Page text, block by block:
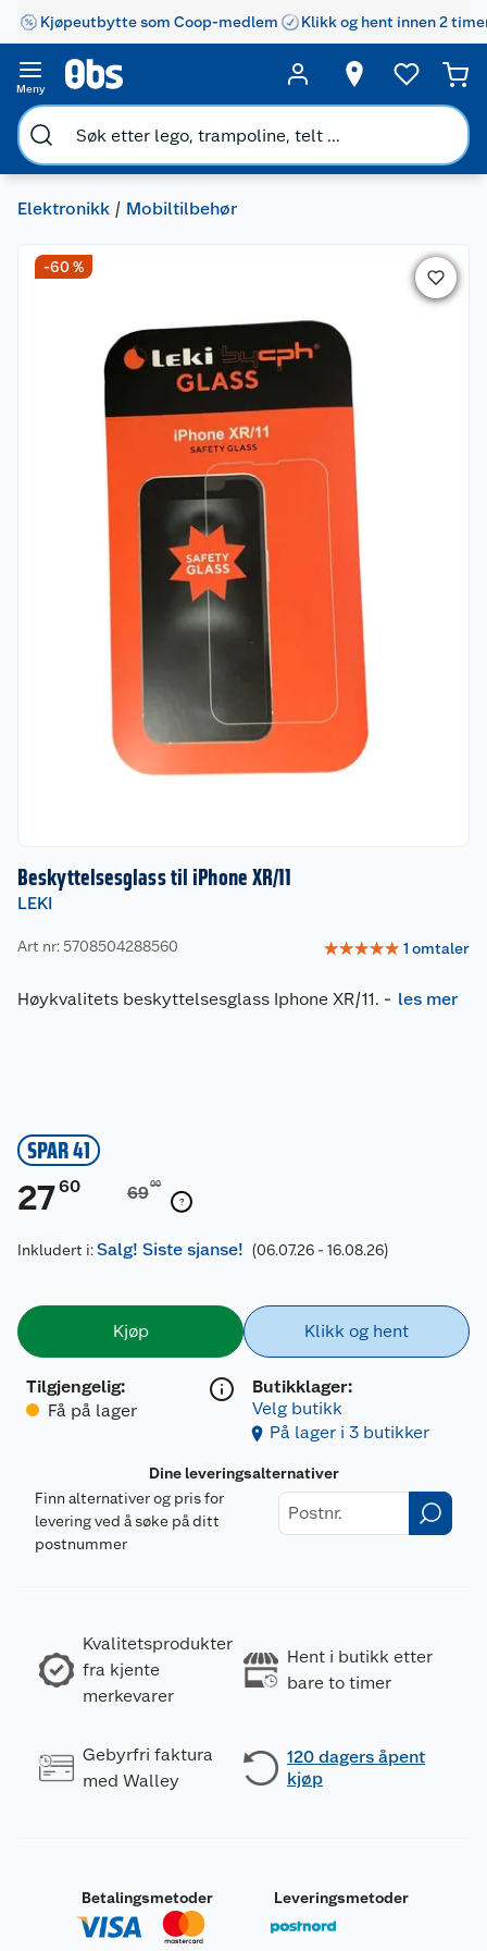
Kjøpeutbytte som Coop-medlem Klikk og hent innen 2
Meny
Elektronikk Mobiltilbehør
-60 %
Beskyttelsesglass til iPhone XR/11
LEKI
Art nr: 5708504288560 ☆☆☆☆☆ 1 omtaler
Høykvalitets beskyttelsesglass Iphone XR/11. - les mer
SPAR 41
2760 6900
Inkludert i:Salg! Siste sjanse! (06.07.26 - 16.08.26)
Kjøp
Tilgjengelig:
Få på lager
Klikk og hent
Butikklager:
Velg butikk
På lager i 3 butikker
Dine leveringsalternativer
Finn alternativer og pris for
levering ved å søke på ditt
postnummer
Kvalitetsprodukter
fra kjente
merkevarer
Hent i butikk etter
bare to timer
Gebyrfri faktura
med Walley
120 dagers åpent
kjøp
Betalingsmetoder Leveringsmetoder